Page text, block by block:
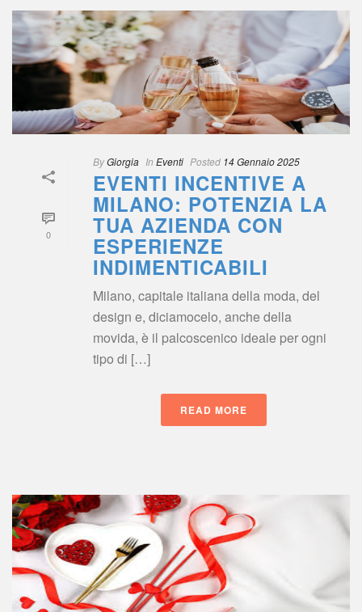
0
ByGiorgia In Eventi Posted 14 Gennaio 2025
EVENTI INCENTIVE A
MILANO: POTENZIA LA
TUA AZIENDA CON
ESPERIENZE
INDIMENTICABILI
Milano, capitale italiana della moda, del
design e, diciamocelo, anche della
movida, è il palcoscenico ideale per ogni
tipo di […]
READ MORE